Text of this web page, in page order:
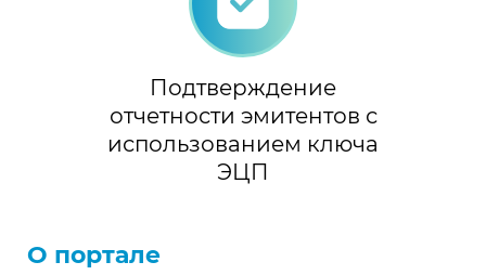
Подтверждение
отчетности эмитентов с
использованием ключа
ЭЦП
О портале